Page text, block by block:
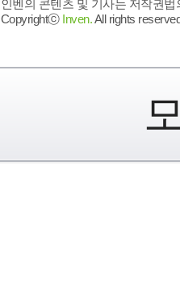
인벤의 콘텐츠 및 기사는 저작권
Copyrightⓒ Inven.All rights